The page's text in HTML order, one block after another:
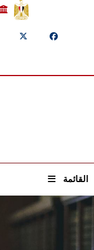
القائمة